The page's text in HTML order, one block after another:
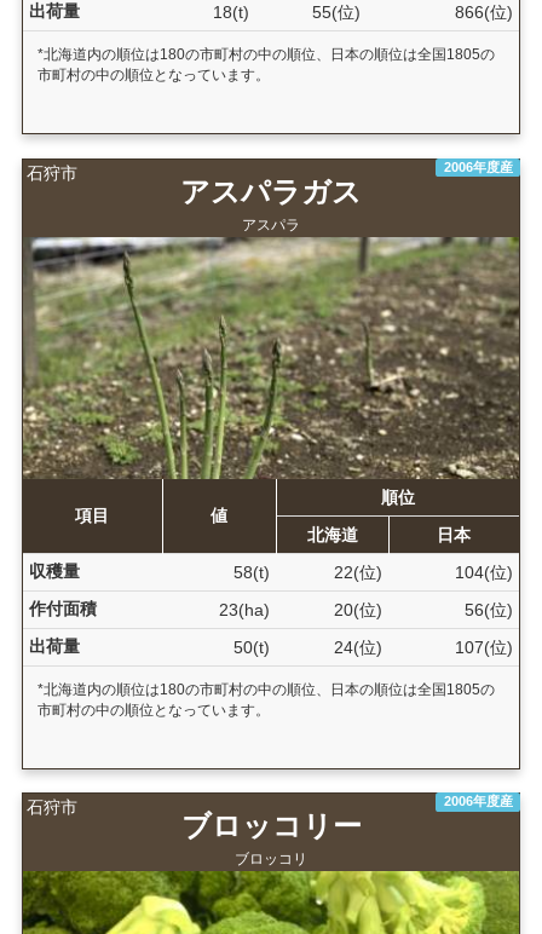
出荷量
18(t) 55(位) 866(位)
*北海道内の順位は180の市町村の中の順位、日本の順位は全国1805の
市町村の中の順位となっています。
石狩市 2006年度産
アスパラガス
アスパラ
項目 値
順位
北海道
日本
収穫量
58(t) 22(位)
104(位)
作付面積
23(ha) 20(位)
56(位)
出荷量
50(t) 24(位) 107(位)
*北海道内の順位は180の市町村の中の順位、日本の順位は全国1805の
市町村の中の順位となっています。
石狩市 2006年度産
ブロッコリー
ブロッコリ